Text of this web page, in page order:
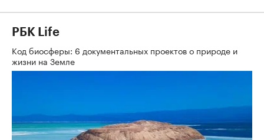
РБК Life
Код биосферы: 6 документальных проектов о природе и
жизни на Земле